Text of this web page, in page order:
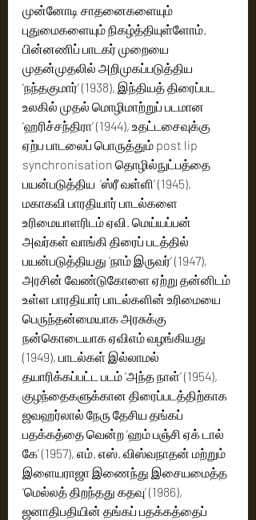
முன்னோடி சாதனைகளையும்
புதுமைகளையும் நிகழ்த்தியுள்ளோம்.
பின்னணிப் பாடகர் முறையை
முதன்முதலில் அறிமுகப்படுத்திய
‘நந்தகுமார்’ (1938), இந்தியத் திரைப்பட
உலகில் முதல் மொழிமாற்றுப் படமான
‘ஹரிச்சந்திரா’ (1944), உதட்டசைவுக்கு
ஏற்ப பாடலைப் பொருத்தும் post lip
synchronisation தொழில்நுட்பத்தை
பயன்படுத்திய  ‘ஸ்ரீ வள்ளி’ (1945),
மகாகவி பாரதியார் பாடல்களை
உரிமையாளரிடம் ஏவி. மெய்யப்பன்
அவர்கள் வாங்கி திரைப் படத்தில்
பயன்படுத்தியது ‘நாம் இருவர்’ (1947),
அரசின் வேண்டுகோளை ஏற்று தன்னிடம்
உள்ள பாரதியார் பாடல்களின் உரிமையை
பெருந்தன்மையாக அரசுக்கு
நன்கொடையாக ஏவிஎம் வழங்கியது
(1949), பாடல்கள் இல்லாமல்
தயாரிக்கப்பட்ட படம் ‘அந்த நாள்’ (1954),
குழந்தைகளுக்கான திரைப்படத்திற்காக
ஜவஹர்லால் நேரு தேசிய தங்கப்
பதக்கத்தை வென்ற ‘ஹம் பஞ்சி ஏக் டால்
கே’ (1957), எம். எஸ். விஸ்வநாதன் மற்றும்
இளையராஜா இணைந்து இசையமைத்த
‘மெல்லத் திறந்தது கதவு’ (1986),
ஜனாதிபதியின் தங்கப் பதக்கத்தைப்